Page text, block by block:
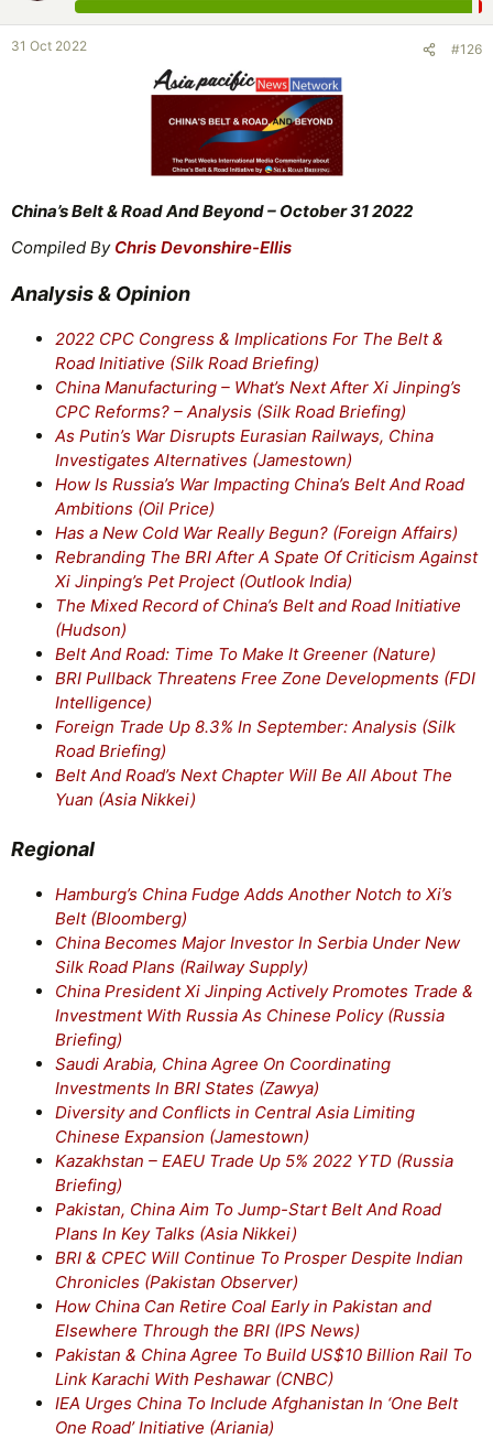
31 Oct 2022 #126
China’s Belt & Road And Beyond – October 31 2022
Compiled By Chris Devonshire-Ellis
Analysis & Opinion
2022 CPC Congress & Implications For The Belt &
Road Initiative (Silk Road Briefing)
China Manufacturing – What’s Next After Xi Jinping’s
CPC Reforms? – Analysis (Silk Road Briefing)
As Putin’s War Disrupts Eurasian Railways, China
Investigates Alternatives (Jamestown)
How Is Russia’s War Impacting China’s Belt And Road
Ambitions (Oil Price)
Has a New Cold War Really Begun? (Foreign Affairs)
Rebranding The BRI After A Spate Of Criticism Against
Xi Jinping’s Pet Project (Outlook India)
The Mixed Record of China’s Belt and Road Initiative
(Hudson)
Belt And Road: Time To Make It Greener (Nature)
BRI Pullback Threatens Free Zone Developments (FDI
Intelligence)
Foreign Trade Up 8.3% In September: Analysis (Silk
Road Briefing)
Belt And Road’s Next Chapter Will Be All About The
Yuan (Asia Nikkei)
Regional
Hamburg’s China Fudge Adds Another Notch to Xi’s
Belt (Bloomberg)
China Becomes Major Investor In Serbia Under New
Silk Road Plans (Railway Supply)
China President Xi Jinping Actively Promotes Trade &
Investment With Russia As Chinese Policy (Russia
Briefing)
Saudi Arabia, China Agree On Coordinating
Investments In BRI States (Zawya)
Diversity and Conflicts in Central Asia Limiting
Chinese Expansion (Jamestown)
Kazakhstan – EAEU Trade Up 5% 2022 YTD (Russia
Briefing)
Pakistan, China Aim To Jump-Start Belt And Road
Plans In Key Talks (Asia Nikkei)
BRI & CPEC Will Continue To Prosper Despite Indian
Chronicles (Pakistan Observer)
How China Can Retire Coal Early in Pakistan and
Elsewhere Through the BRI (IPS News)
Pakistan & China Agree To Build US$10 Billion Rail To
Link Karachi With Peshawar (CNBC)
IEA Urges China To Include Afghanistan In ‘One Belt
One Road’ Initiative (Ariania)